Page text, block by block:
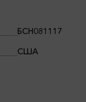
БСН081117
США